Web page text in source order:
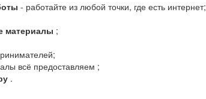
- работайте из любой точки, где есть интернет;
материалы ;
всё предоставляем ;
.